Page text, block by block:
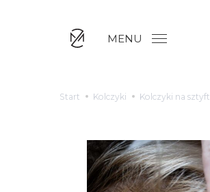
MENU
Start Kolczyki Kolczyki na sztyft